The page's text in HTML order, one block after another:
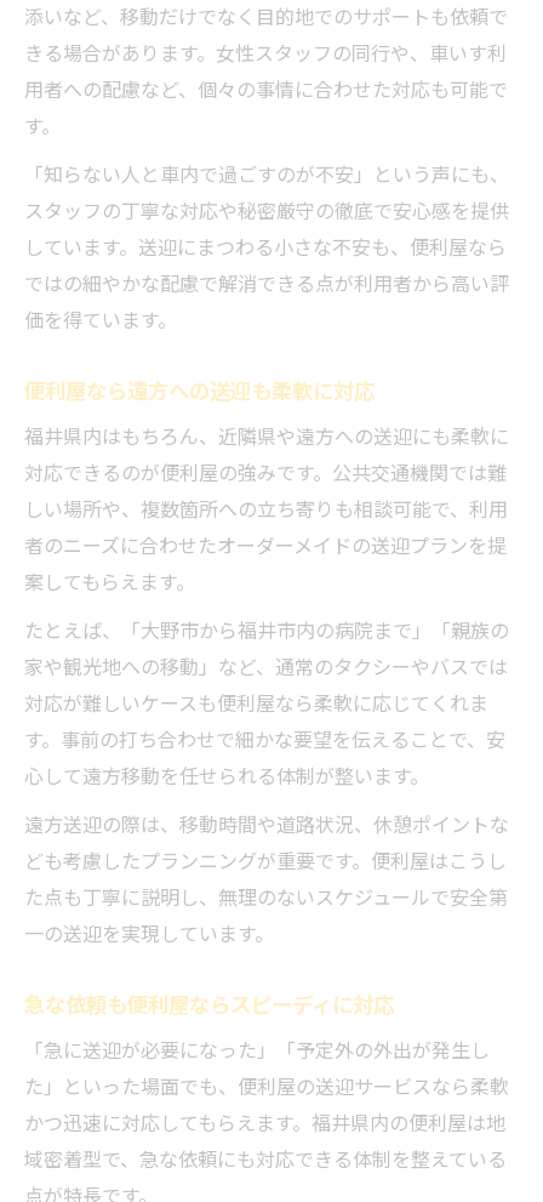
添いなど、移動だけでなく目的地でのサポートも依頼で
きる場合があります。女性スタッフの同行や、車いす利
用者への配慮など、個々の事情に合わせた対応も可能で
す。
「知らない人と車内で過ごすのが不安」という声にも、
スタッフの丁寧な対応や秘密厳守の徹底で安心感を提供
しています。送迎にまつわる小さな不安も、便利屋なら
ではの細やかな配慮で解消できる点が利用者から高い評
価を得ています。
便利屋なら遠方への送迎も柔軟に対応
福井県内はもちろん、近隣県や遠方への送迎にも柔軟に
対応できるのが便利屋の強みです。公共交通機関では難
しい場所や、複数箇所への立ち寄りも相談可能で、利用
者のニーズに合わせたオーダーメイドの送迎プランを提
案してもらえます。
たとえば、「大野市から福井市内の病院まで」「親族の
家や観光地への移動」など、通常のタクシーやバスでは
対応が難しいケースも便利屋なら柔軟に応じてくれま
す。事前の打ち合わせで細かな要望を伝えることで、安
心して遠方移動を任せられる体制が整います。
遠方送迎の際は、移動時間や道路状況、休憩ポイントな
ども考慮したプランニングが重要です。便利屋はこうし
た点も丁寧に説明し、無理のないスケジュールで安全第
一の送迎を実現しています。
急な依頼も便利屋ならスピーディに対応
「急に送迎が必要になった」「予定外の外出が発生し
た」といった場面でも、便利屋の送迎サービスなら柔軟
かつ迅速に対応してもらえます。福井県内の便利屋は地
域密着型で、急な依頼にも対応できる体制を整えている
点が特長です。